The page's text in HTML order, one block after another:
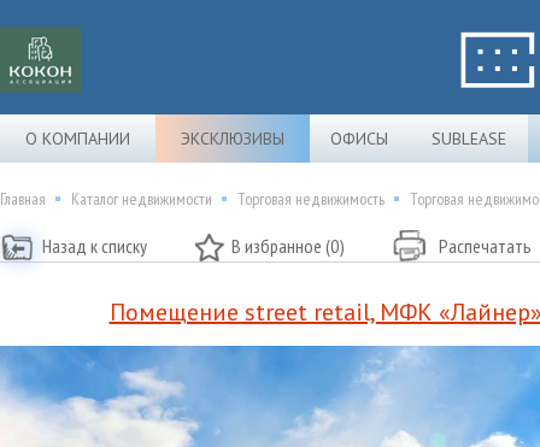
О КОМПАНИИ ЭКСКЛЮЗИВЫ ОФИСЫ SUBLEASE
Главная Каталог недвижимости Торговая недвижимость Торговая
Назад к списку В избранное (0) Распечатать
Помещение street retail, МФК